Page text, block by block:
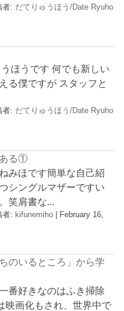
者: だてりゅうほう/Date Ryuho
ほうです 何でも新しい
る僕ですが スタッフと
者: だてりゅうほう/Date Ryuho
る①
みほです簡単な自己紹
シングルマザーですい
笑肩書な...
者: kifunemiho | February 16,
のいるところ」から学
番好きなのはふき掃除
画化もされ、世界中で